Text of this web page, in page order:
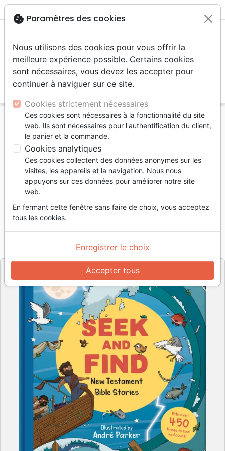
menu
Accueil Jeunesse
0 - 4 ans
Seek and Find: New Testament Bible Stories - With
Over 450 Things to Find and Count!
Seek and Find: New Testament Bible
Stories
With Over 450 Things to Find and Count!
Auteur :Sarah Parker| Illustrateur :André
Parker
The Good Book Company
cookie Paramètres des cookies
Nous utilisons des cookies pour vous offrir la
meilleure expérience possible. Certains cookies
sont nécessaires, vous devez les accepter pour
continuer à naviguer sur ce site.
Cookies strictement nécessaires
Ces cookies sont nécessaires à la fonctionnalité du site
web. Ils sont nécessaires pour l'authentification du client,
le panier et la commande.
Cookies analytiques
Ces cookies collectent des données anonymes sur les
visites, les appareils et la navigation. Nous nous
appuyons sur ces données pour améliorer notre site
web.
En fermant cette fenêtre sans faire de choix, vous acceptez
tous les cookies.
Accepter tous
Enregistrer le choix